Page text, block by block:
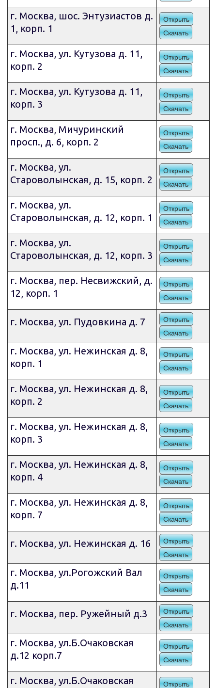
г. Москва, шос. Энтузиастов д.
1, корп. 1
Открыть
Скачать
г. Москва, ул. Кутузова д. 11,
корп. 2
Открыть
Скачать
г. Москва, ул. Кутузова д. 11,
корп. 3
Открыть
Скачать
г. Москва, Мичуринский
просп., д. 6, корп. 2
Открыть
Скачать
г. Москва, ул.
Староволынская, д. 15, корп. 2
Открыть
Скачать
г. Москва, ул.
Староволынская, д. 12, корп. 1
Открыть
Скачать
г. Москва, ул.
Староволынская, д. 12, корп. 3
Открыть
Скачать
г. Москва, пер. Несвижский, д.
12, корп. 1
Открыть
Скачать
г. Москва, ул. Пудовкина д. 7
Открыть
Скачать
г. Москва, ул. Нежинская д. 8,
корп. 1
Открыть
Скачать
г. Москва, ул. Нежинская д. 8,
корп. 2
Открыть
Скачать
г. Москва, ул. Нежинская д. 8,
корп. 3
Открыть
Скачать
г. Москва, ул. Нежинская д. 8,
корп. 4
Открыть
Скачать
г. Москва, ул. Нежинская д. 8,
корп. 7
Открыть
Скачать
г. Москва, ул. Нежинская д. 16
Открыть
Скачать
г. Москва, ул.Рогожский Вал
д.11
Открыть
Скачать
г. Москва, пер. Ружейный д.3
Открыть
Скачать
г. Москва, ул.Б.Очаковская
д.12 корп.7
Открыть
Скачать
г. Москва, ул.Б.Очаковская
Открыть